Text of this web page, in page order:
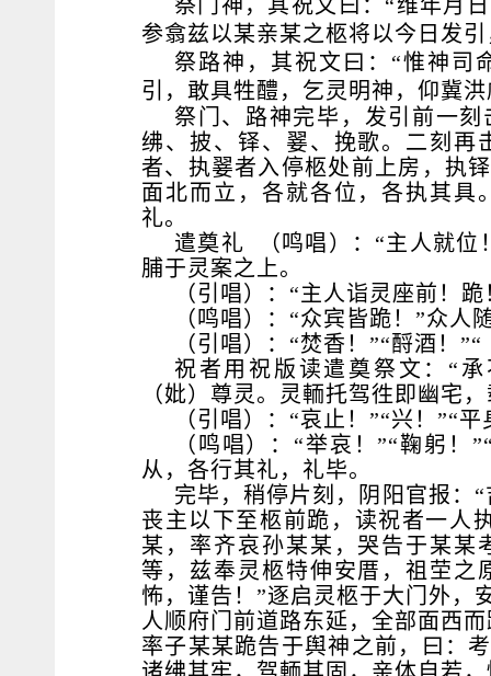
祭门神，其祝文曰：“维年月
参翕兹以某亲某之柩将以今日发
祭路神，其祝文曰：“惟神司
引，敢具牲醴，乞灵明神，仰冀
祭门、路神完毕，发引前一
绋、披、铎、翣、挽歌。二刻再
者、执翣者入停柩处前上房，执
面北而立，各就各位，各执其具
礼。
遣奠礼 （鸣唱）：“主人就位
脯于灵案之上。
（引唱）：“主人诣灵座前！
（鸣唱）：“众宾皆跪！”众人
（引唱）：“焚香！”“酹酒！
祝者用祝版读遣奠祭文：“
（妣）尊灵。灵輀托驾徃即幽宅
（引唱）：“哀止！”“兴！”“
（鸣唱）：“举哀！”“鞠躬！
从，各行其礼，礼毕。
完毕，稍停片刻，阴阳官报：
丧主以下至柩前跪，读祝者一人
某，率齐哀孙某某，哭告于某某
等，兹奉灵柩特伸安厝，祖茔之
怖，谨告！”逐启灵柩于大门外，
人顺府门前道路东延，全部面西
率子某某跪告于舆神之前，曰：